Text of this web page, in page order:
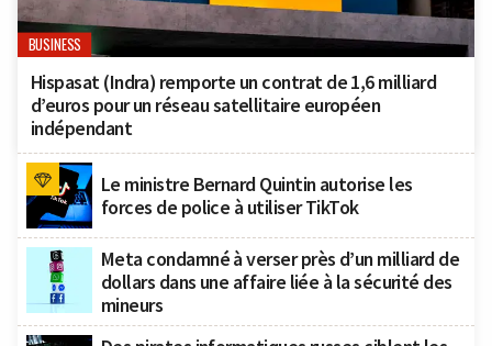
BUSINESS
Hispasat (Indra) remporte un contrat de 1,6 milliard
d’euros pour un réseau satellitaire européen
indépendant
Le ministre Bernard Quintin autorise les
forces de police à utiliser TikTok
Meta condamné à verser près d’un milliard de
dollars dans une affaire liée à la sécurité des
mineurs